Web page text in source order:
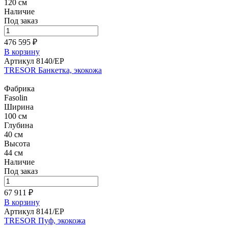
120 см
Наличие
Под заказ
476 595 ₽
В корзину
Артикул 8140/EP
TRESOR Банкетка, экокожа
Фабрика
Fasolin
Ширина
100 см
Глубина
40 см
Высота
44 см
Наличие
Под заказ
67 911 ₽
В корзину
Артикул 8141/EP
TRESOR Пуф, экокожа